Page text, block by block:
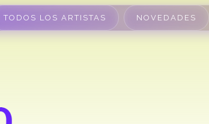
TODOS LOS ARTISTAS NOVEDADES